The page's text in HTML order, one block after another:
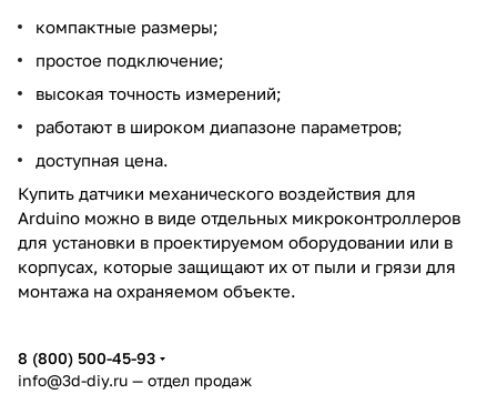
компактные размеры;
простое подключение;
высокая точность измерений;
работают в широком диапазоне параметров;
доступная цена.
Купить датчики механического воздействия для
Arduino можно в виде отдельных микроконтроллеров
для установки в проектируемом оборудовании или в
корпусах, которые защищают их от пыли и грязи для
монтажа на охраняемом объекте.
8 (800) 500-45-93
info@3d-diy.ru — отдел продаж